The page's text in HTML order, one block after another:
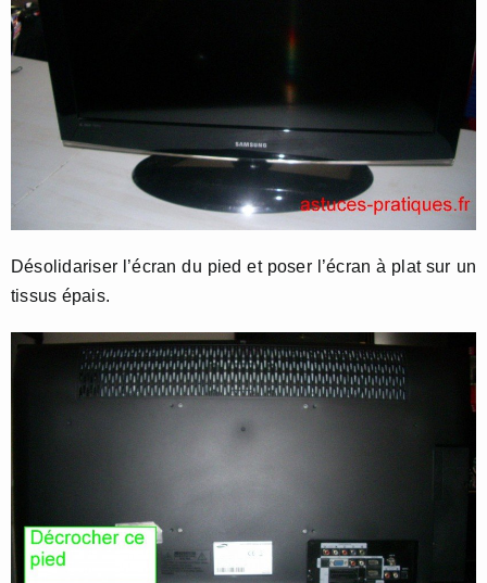
Désolidariser l’écran du pied et poser l’écran à plat sur un
tissus épais.